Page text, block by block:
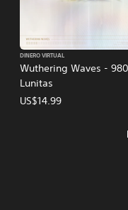
Wuthering Waves - 980
Lunitas
DINERO VIRTUAL
US$14.99